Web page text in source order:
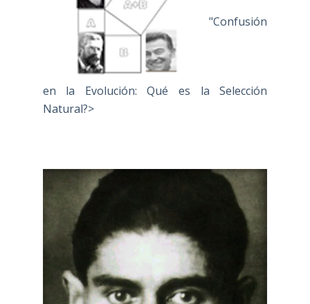
"Confusión
en la Evolución: Qué es la Selección
Natural?>